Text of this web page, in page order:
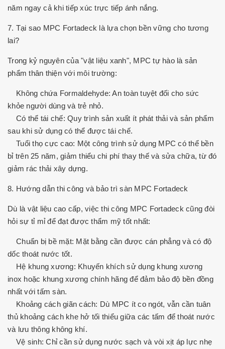
năm ngay cả khi tiếp xúc trực tiếp ánh nắng.
7. Tại sao MPC Fortadeck là lựa chọn bền vững cho tương
lai?
Trong kỷ nguyên của "vật liệu xanh", MPC tự hào là sản
phẩm thân thiện với môi trường:
Không chứa Formaldehyde: An toàn tuyệt đối cho sức
khỏe người dùng và trẻ nhỏ.
Có thể tái chế: Quy trình sản xuất ít phát thải và sản phẩm
sau khi sử dụng có thể được tái chế.
Tuổi thọ cực cao: Một công trình sử dụng MPC có thể bền
bỉ trên 25 năm, giảm thiểu chi phí thay thế và sửa chữa, từ đó
giảm rác thải xây dựng.
8. Hướng dẫn thi công và bảo trì sàn MPC Fortadeck
Dù là vật liệu cao cấp, việc thi công MPC Fortadeck cũng đòi
hỏi sự tỉ mỉ để đạt được thẩm mỹ tốt nhất:
Chuẩn bị bề mặt: Mặt bằng cần được cán phẳng và có độ
dốc thoát nước tốt.
Hệ khung xương: Khuyến khích sử dụng khung xương
inox hoặc khung xương chính hãng để đảm bảo độ bền đồng
nhất với tấm sàn.
Khoảng cách giãn cách: Dù MPC ít co ngót, vẫn cần tuân
thủ khoảng cách khe hở tối thiểu giữa các tấm để thoát nước
và lưu thông không khí.
Vệ sinh: Chỉ cần sử dụng nước sạch và vòi xịt áp lực nhẹ